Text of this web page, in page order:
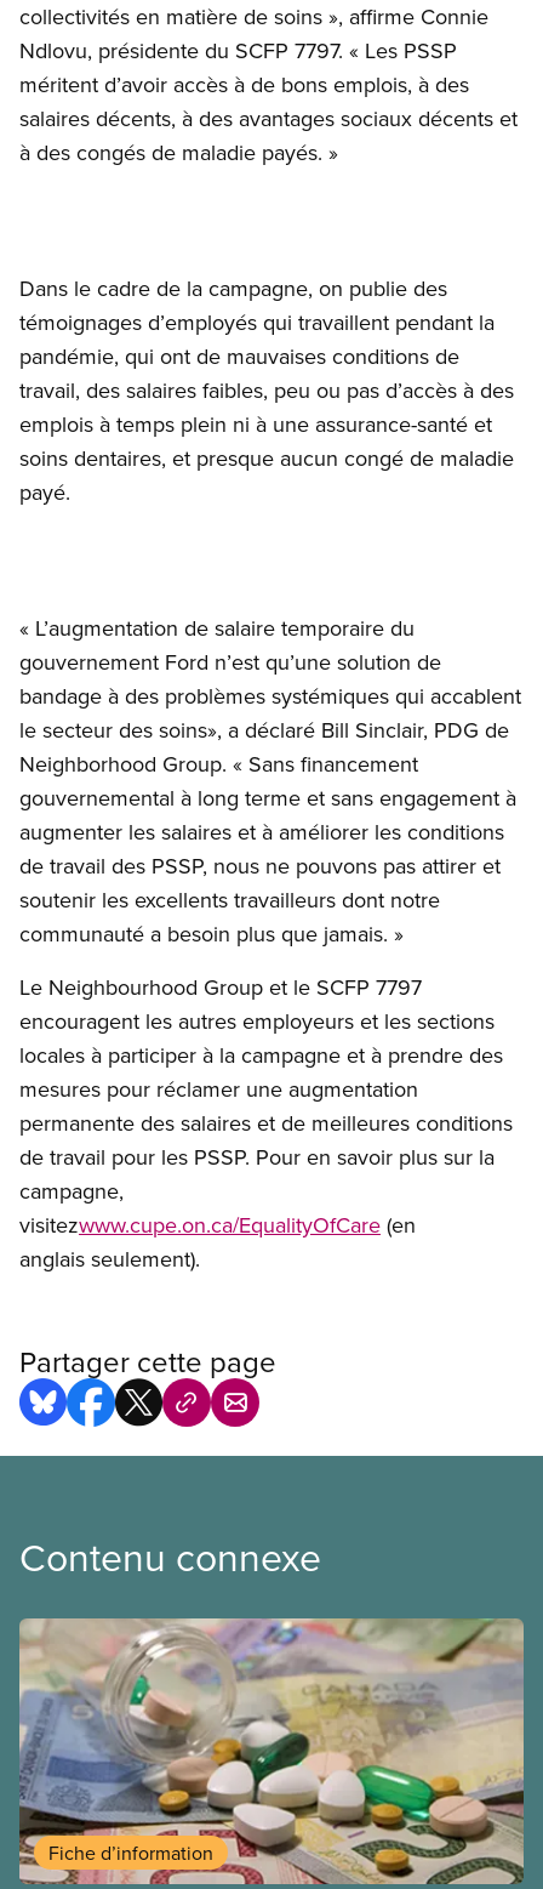
collectivités en matière de soins », affirme Connie
Ndlovu, présidente du SCFP 7797. « Les PSSP
méritent d’avoir accès à de bons emplois, à des
salaires décents, à des avantages sociaux décents et
à des congés de maladie payés. »
Dans le cadre de la campagne, on publie des
témoignages d’employés qui travaillent pendant la
pandémie, qui ont de mauvaises conditions de
travail, des salaires faibles, peu ou pas d’accès à des
emplois à temps plein ni à une assurance-santé et
soins dentaires, et presque aucun congé de maladie
payé.
« L’augmentation de salaire temporaire du
gouvernement Ford n’est qu’une solution de
bandage à des problèmes systémiques qui accablent
le secteur des soins», a déclaré Bill Sinclair, PDG de
Neighborhood Group. « Sans financement
gouvernemental à long terme et sans engagement à
augmenter les salaires et à améliorer les conditions
de travail des PSSP, nous ne pouvons pas attirer et
soutenir les excellents travailleurs dont notre
communauté a besoin plus que jamais. »
Le Neighbourhood Group et le SCFP 7797
encouragent les autres employeurs et les sections
locales à participer à la campagne et à prendre des
mesures pour réclamer une augmentation
permanente des salaires et de meilleures conditions
de travail pour les PSSP. Pour en savoir plus sur la
campagne,
visitezwww.cupe.on.ca/EqualityOfCare (en
anglais seulement).
Partager cette page
Contenu connexe
Fiche d’information